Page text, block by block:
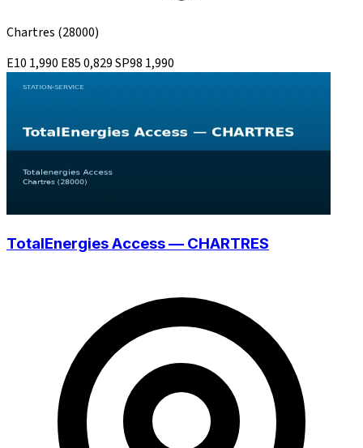
Chartres (28000)
E10 1,990 E850,829SP98 1,990
TotalEnergies Access — CHARTRES